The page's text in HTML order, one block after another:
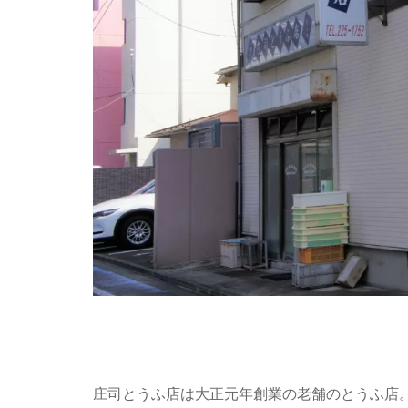
庄司とうふ店は大正元年創業の老舗のとうふ店